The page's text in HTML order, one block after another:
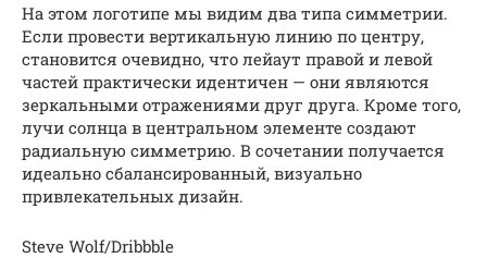
На этом логотипе мы видим два типа симметрии.
Если провести вертикальную линию по центру,
становится очевидно, что лейаут правой и левой
частей практически идентичен — они являются
зеркальными отражениями друг друга. Кроме того,
лучи солнца в центральном элементе создают
радиальную симметрию. В сочетании получается
идеально сбалансированный, визуально
привлекательных дизайн.
Steve Wolf/Dribbble